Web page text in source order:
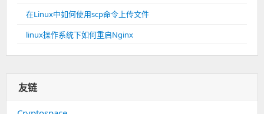
在Linux中如何使用scp命令上传文件
linux操作系统下如何重启Nginx
友链